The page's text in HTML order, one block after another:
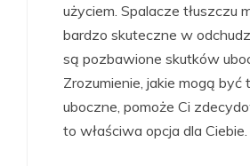
użyciem. Spalacze tłuszczu
bardzo skuteczne w
są pozbawione skutków
Zrozumienie, jakie mogą być
uboczne, pomoże Ci
to właściwa opcja dla Ciebie.